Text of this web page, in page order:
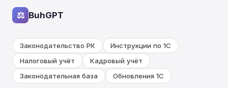
⚖ BuhGPT
Законодательство РК
Инструкции по 1С
Налоговый учёт
Кадровый учёт
Законодательная база
Обновления 1С